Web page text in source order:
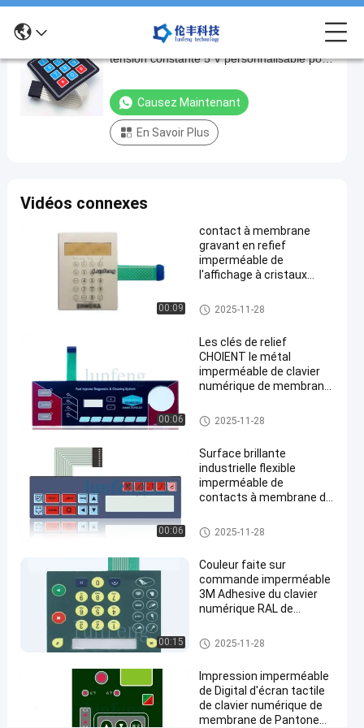
Clavier
à
membrane
imperméable
tension
constante
personnalisable
applications
industrielles
Clavier
numérique
imperméable
de membrane
2025-
383
de vue
Partager
les clés plates
imperméabilisent
membrane
#
Contact à
de dôme
Clavier à membrane imperméable à l'eau à
tension constante 5 V personnalisable pour
Causez Maintenant
En Savoir Plus
Vidéos connexes
00:09
contact à membrane
gravant en refief
imperméable de
l'affichage à cristaux
numérique de la
membrane 3M467
Clavier numérique imperméabl
e de membrane
2025-11-28
00:06
Les clés de relief
CHOIENT le métal
imperméable de clavier
numérique de membrane
contact à membrane
mené
Clavier numérique imperméabl
e de membrane
2025-11-28
00:06
Surface brillante
industrielle flexible
imperméable de
contacts à membrane de
Clavier numérique imperméabl
e de membrane
2025-11-28
00:15
Couleur faite sur
commande imperméable
3M Adhesive du clavier
numérique RAL de
Clavier numérique imperméabl
e de membrane
2025-11-28
Impression imperméable
de Digital d'écran tactile
de clavier numérique de
membrane de Pantone